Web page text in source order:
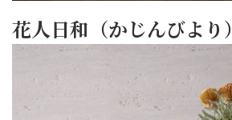
花人日和（かじんびより）